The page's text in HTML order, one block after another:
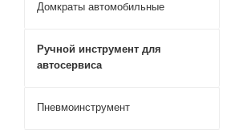
Домкраты автомобильные
Ручной инструмент для
автосервиса
Пневмоинструмент